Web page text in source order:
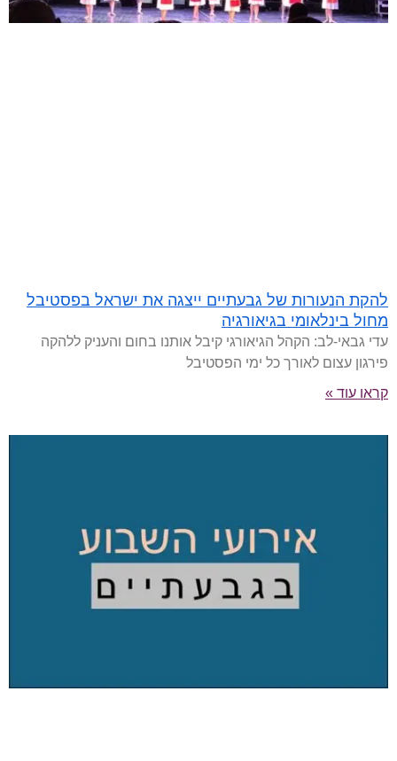
להקת הנעורות של גבעתיים ייצגה את ישראל בפסטיבל
מחול בינלאומי בגיאורגיה
עדי גבאי-לב: הקהל הגיאורגי קיבל אותנו בחום והעניק ללהקה
פירגון עצום לאורך כל ימי הפסטיבל
קראו עוד »